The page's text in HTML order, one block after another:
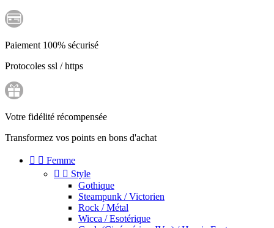
Paiement 100% sécurisé
Protocoles ssl / https
Votre fidélité récompensée
Transformez vos points en bons d'achat
  Femme
  Style
Gothique
Steampunk / Victorien
Rock / Métal
Wicca / Esotérique